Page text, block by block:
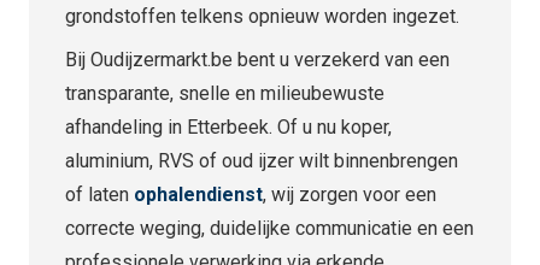
grondstoffen telkens opnieuw worden ingezet.
Bij Oudijzermarkt.be bent u verzekerd van een
transparante, snelle en milieubewuste
afhandeling in Etterbeek. Of u nu koper,
aluminium, RVS of oud ijzer wilt binnenbrengen
of laten ophalendienst, wij zorgen voor een
correcte weging, duidelijke communicatie en een